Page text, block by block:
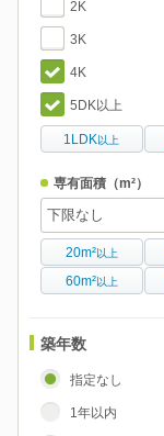
2K
3K
4K
5DK以上
1LDK 以上
専有面積（m²）
20m²以上
60m²以上
築年数
指定なし
1年以内